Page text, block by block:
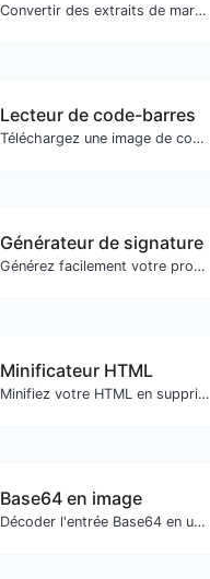
Convertir des extraits de markdown en code HTML brut.
Lecteur de code-barres
Téléchargez une image de code-barres et extrayez les données.
Générateur de signature
Générez facilement votre propre signature personnalisée et téléchargez-la en toute simplicité.
Minificateur HTML
Minifiez votre HTML en supprimant tous les caractères inutiles.
Base64 en image
Décoder l'entrée Base64 en une image.